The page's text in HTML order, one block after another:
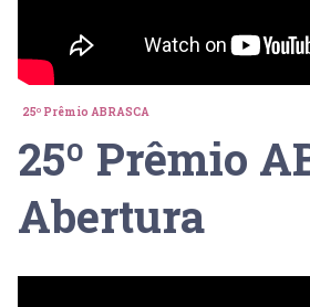
25º Prêmio ABRASCA
25º Prêmio
Abertura